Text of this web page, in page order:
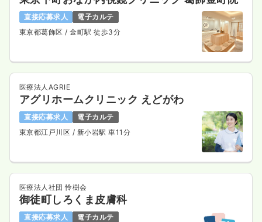
直接応募求人
電子カルテ
東京都葛飾区/ 金町駅 徒歩3分
医療法人AGRIE
アグリホームクリニック えどがわ
直接応募求人
電子カルテ
東京都江戸川区 / 新小岩駅 車11分
医療法人社団 怜樹会
御徒町しろくま皮膚科
直接応募求人
電子カルテ